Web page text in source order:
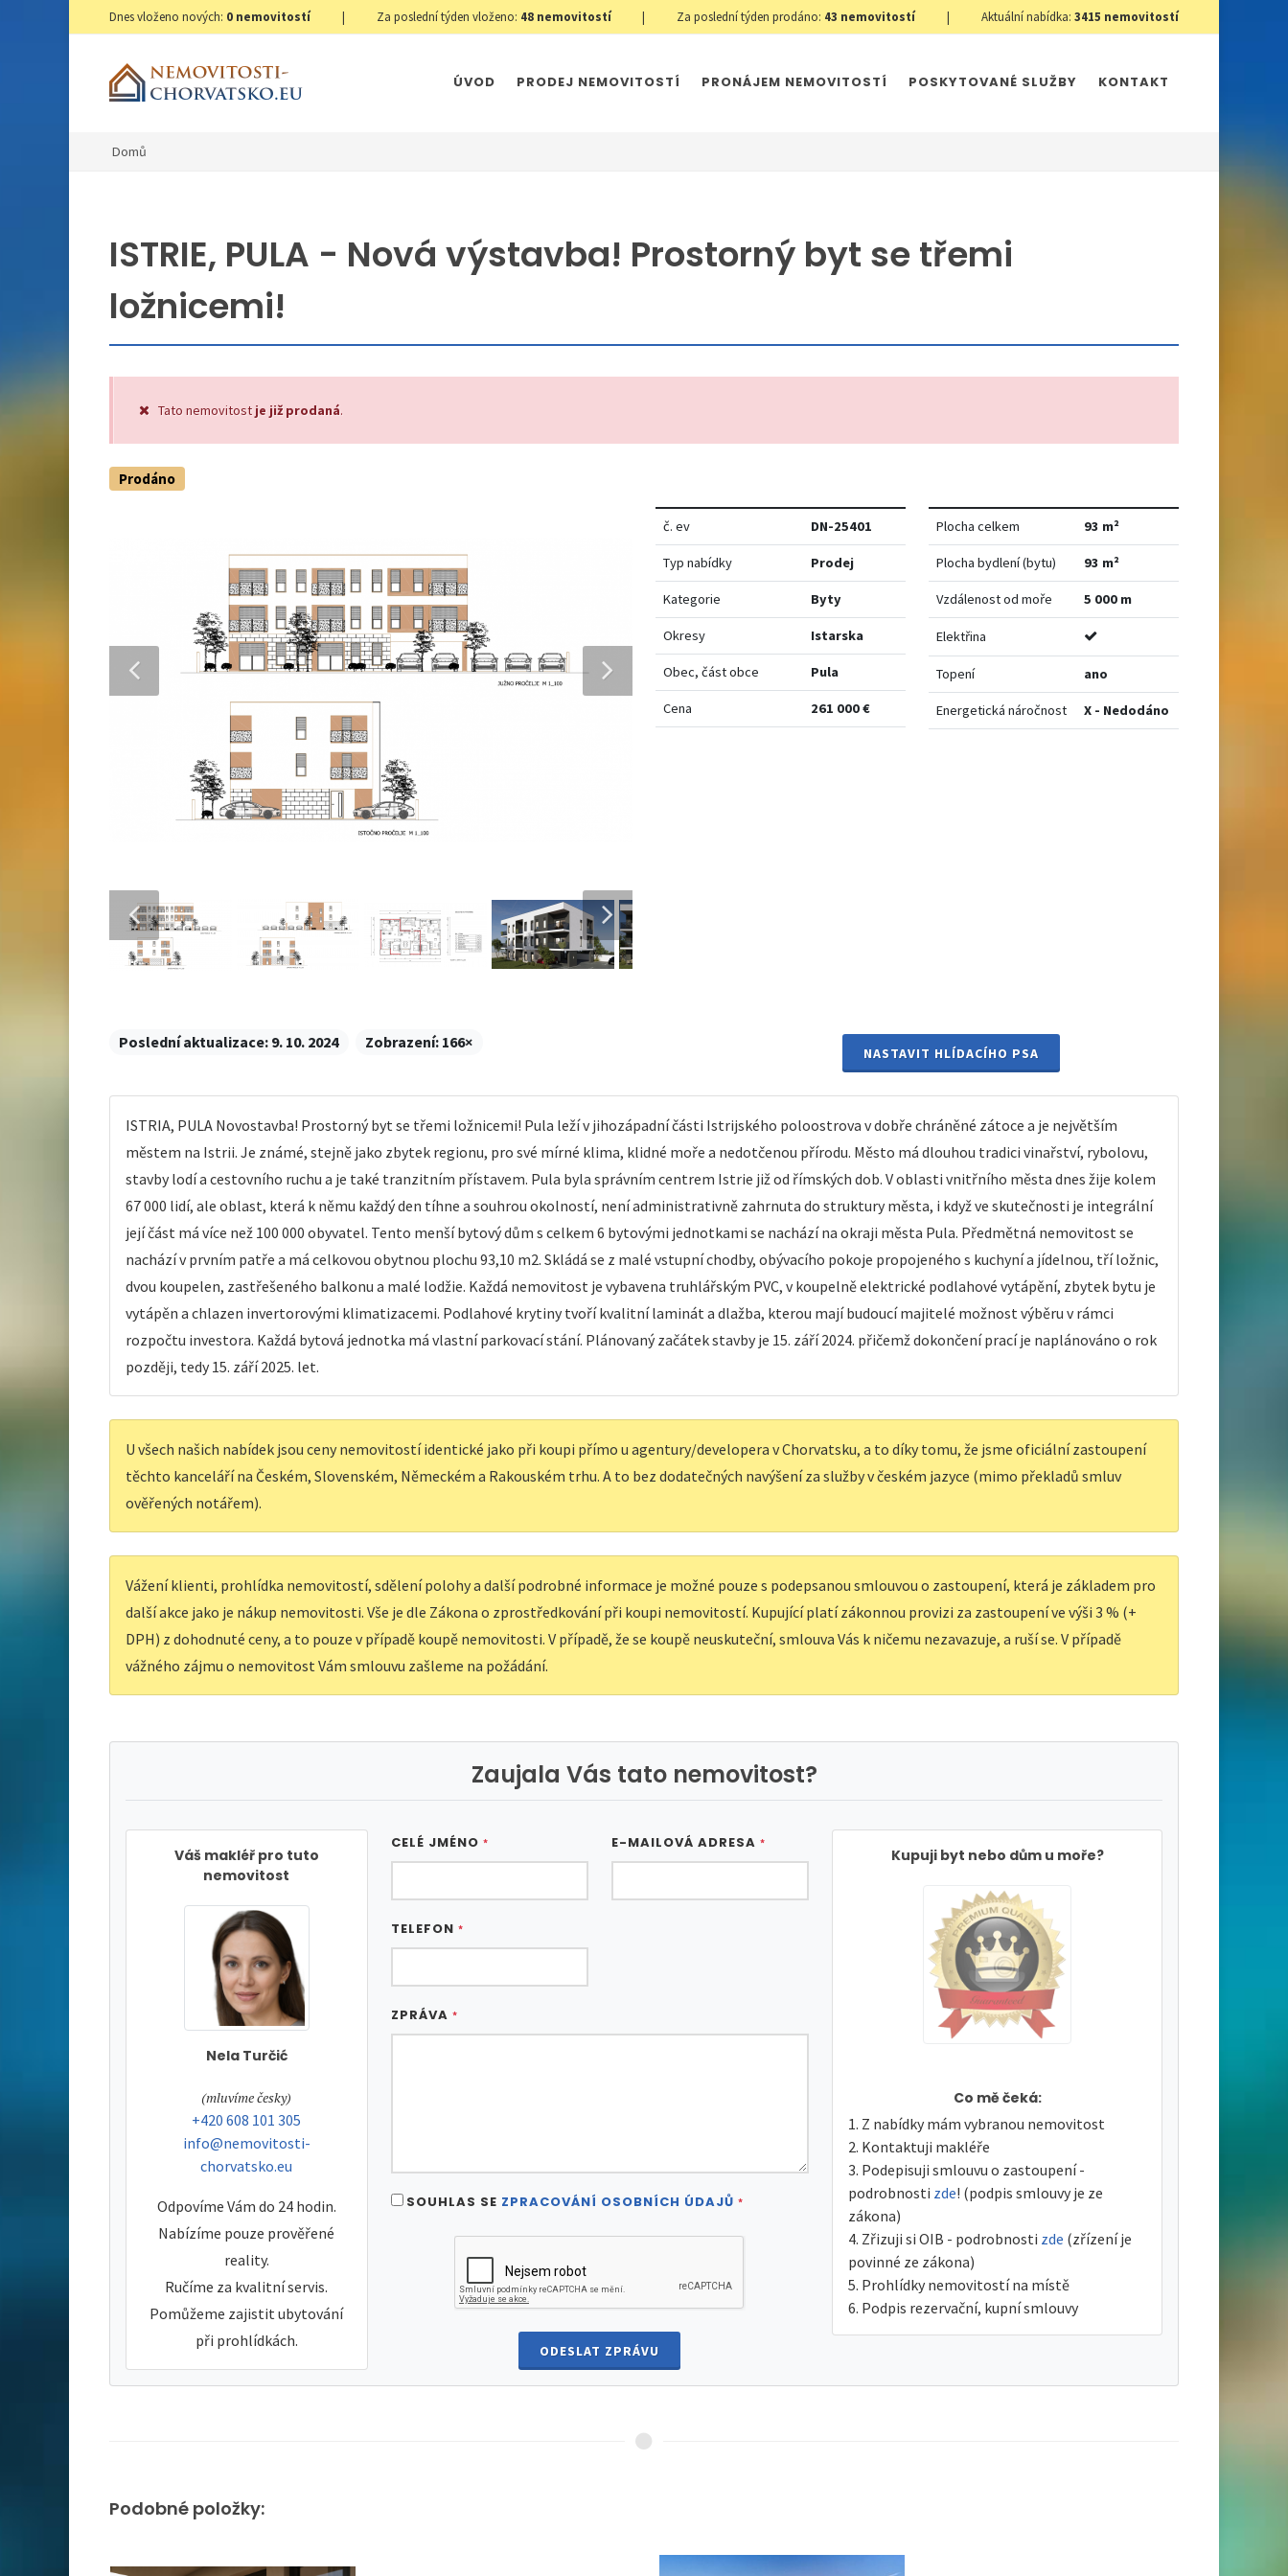
Dnes vloženo nových: 0 nemovitostí | Za poslední týden vloženo: 48 nemovitostí | Za poslední týden prodáno: 43 nemovitostí | Aktuální nabídka: 3415 nemovitostí
ÚVOD PRODEJ NEMOVITOSTÍ PRONÁJEM NEMOVITOSTÍ POSKYTOVANÉ SLUŽBY KONTAKT
Domů
ISTRIE, PULA - Nová výstavba! Prostorný byt se třemi
ložnicemi!
Tato nemovitost je již prodaná.
Prodáno
č. ev DN-25401
Typ nabídky Prodej
Kategorie Byty
Okresy Istarska
Obec, část obce Pula
Cena 261 000 €
Plocha celkem 93 m²
Plocha bydlení (bytu) 93 m²
Vzdálenost od moře 5 000 m
Elektřina
Topení ano
Energetická náročnost X - Nedodáno
Poslední aktualizace: 9. 10. 2024 Zobrazení: 166×
NASTAVIT HLÍDACÍHO PSA
ISTRIA, PULA Novostavba! Prostorný byt se třemi ložnicemi! Pula leží v jihozápadní části Istrijského poloostrova v dobře chráněné zátoce a je největším
městem na Istrii. Je známé, stejně jako zbytek regionu, pro své mírné klima, klidné moře a nedotčenou přírodu. Město má dlouhou tradici vinařství, rybolovu,
stavby lodí a cestovního ruchu a je také tranzitním přístavem. Pula byla správním centrem Istrie již od římských dob. V oblasti vnitřního města dnes žije kolem
67 000 lidí, ale oblast, která k němu každý den tíhne a souhrou okolností, není administrativně zahrnuta do struktury města, i když ve skutečnosti je integrální
její část má více než 100 000 obyvatel. Tento menší bytový dům s celkem 6 bytovými jednotkami se nachází na okraji města Pula. Předmětná nemovitost se
nachází v prvním patře a má celkovou obytnou plochu 93,10 m2. Skládá se z malé vstupní chodby, obývacího pokoje propojeného s kuchyní a jídelnou, tří ložnic,
dvou koupelen, zastřešeného balkonu a malé lodžie. Každá nemovitost je vybavena truhlářským PVC, v koupelně elektrické podlahové vytápění, zbytek bytu je
vytápěn a chlazen invertorovými klimatizacemi. Podlahové krytiny tvoří kvalitní laminát a dlažba, kterou mají budoucí majitelé možnost výběru v rámci
rozpočtu investora. Každá bytová jednotka má vlastní parkovací stání. Plánovaný začátek stavby je 15. září 2024. přičemž dokončení prací je naplánováno o rok
později, tedy 15. září 2025. let.
U všech našich nabídek jsou ceny nemovitostí identické jako při koupi přímo u agentury/developera v Chorvatsku, a to díky tomu, že jsme oficiální zastoupení
těchto kanceláří na Českém, Slovenském, Německém a Rakouském trhu. A to bez dodatečných navýšení za služby v českém jazyce (mimo překladů smluv
ověřených notářem).
Vážení klienti, prohlídka nemovitostí, sdělení polohy a další podrobné informace je možné pouze s podepsanou smlouvou o zastoupení, která je základem pro
další akce jako je nákup nemovitosti. Vše je dle Zákona o zprostředkování při koupi nemovitostí. Kupující platí zákonnou provizi za zastoupení ve výši 3 % (+
DPH) z dohodnuté ceny, a to pouze v případě koupě nemovitosti. V případě, že se koupě neuskuteční, smlouva Vás k ničemu nezavazuje, a ruší se. V případě
vážného zájmu o nemovitost Vám smlouvu zašleme na požádání.
Zaujala Vás tato nemovitost?
Váš makléř pro tuto
nemovitost
Nela Turčić
tel:
(mluvíme česky)
tel:
+420 608 101 305
e-mail:
info@nemovitosti-
chorvatsko.eu
Odpovíme Vám do 24 hodin.
Nabízíme pouze prověřené
reality.
Ručíme za kvalitní servis.
Pomůžeme zajistit ubytování
při prohlídkách.
CELÉ JMÉNO * E-MAILOVÁ ADRESA *
TELEFON *
ZPRÁVA *
SOUHLAS SE ZPRACOVÁNÍ OSOBNÍCH ÚDAJŮ *
ODESLAT ZPRÁVU
Kupuji byt nebo dům u moře?
Co mě čeká:
Z nabídky mám vybranou nemovitost
Kontaktuji makléře
Podepisuji smlouvu o zastoupení -
podrobnosti zde! (podpis smlouvy je ze
zákona)
Zřizuji si OIB - podrobnosti zde (zřízení je
povinné ze zákona)
Prohlídky nemovitostí na místě
Podpis rezervační, kupní smlouvy
Podobné položky: